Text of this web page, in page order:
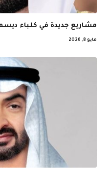
مشاريع جديدة في كلباء
مايو 8, 2026